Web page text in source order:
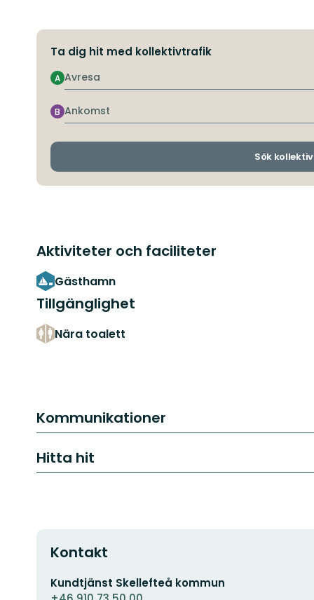
Ta dig hit med kollektivtrafik
Avresa
A
Ankomst
B
Sök
Aktiviteter och faciliteter
Gästhamn
Tillgänglighet
Nära toalett
Kommunikationer
Hitta hit
Kontakt
E-
Kundtjänst Skellefteå kommun